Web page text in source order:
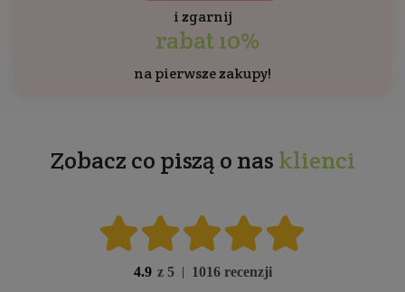
i zgarnij
rabat 10%
na pierwsze zakupy!
Zobacz co piszą o nas klienci